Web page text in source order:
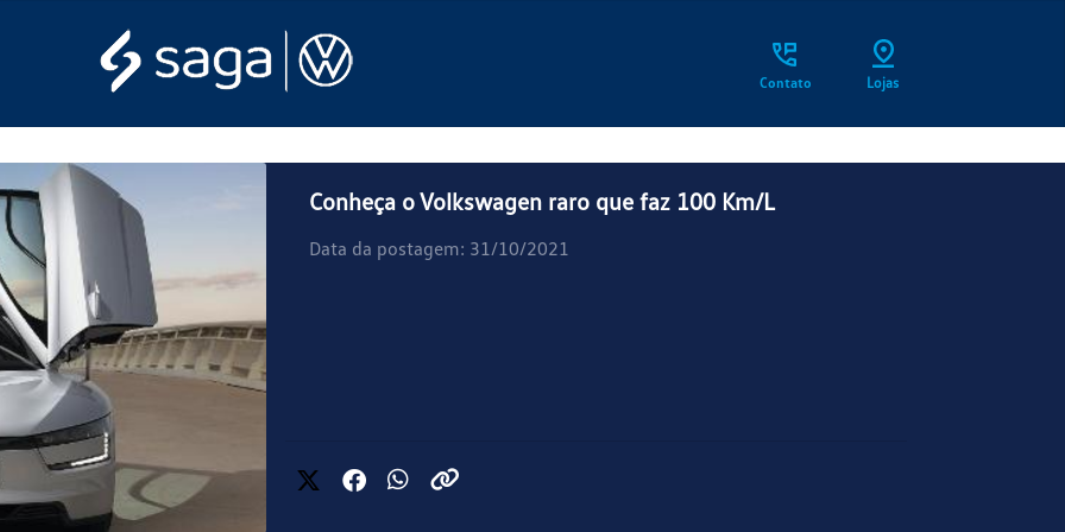
Contato Lojas
Conheça o Volkswagen raro que faz 100 Km/L
Data da postagem: 31/10/2021